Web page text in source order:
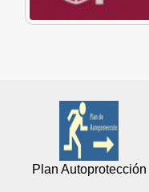
Plan Autoprotección